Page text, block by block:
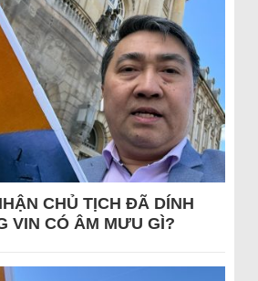
CHỦ TỊCH ĐÃ DÍNH
VIN CÓ ÂM MƯU GÌ?